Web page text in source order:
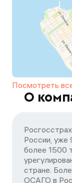
Посмотреть
О
России, уже
более 1500
стране.
ОСАГО в